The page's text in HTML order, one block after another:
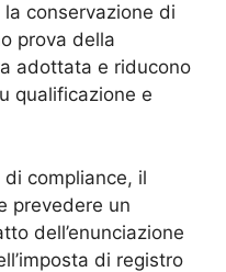
conservazione di
prova della
adottata e riducono
qualificazione e
compliance, il
prevedere un
dell’enunciazione
di registro